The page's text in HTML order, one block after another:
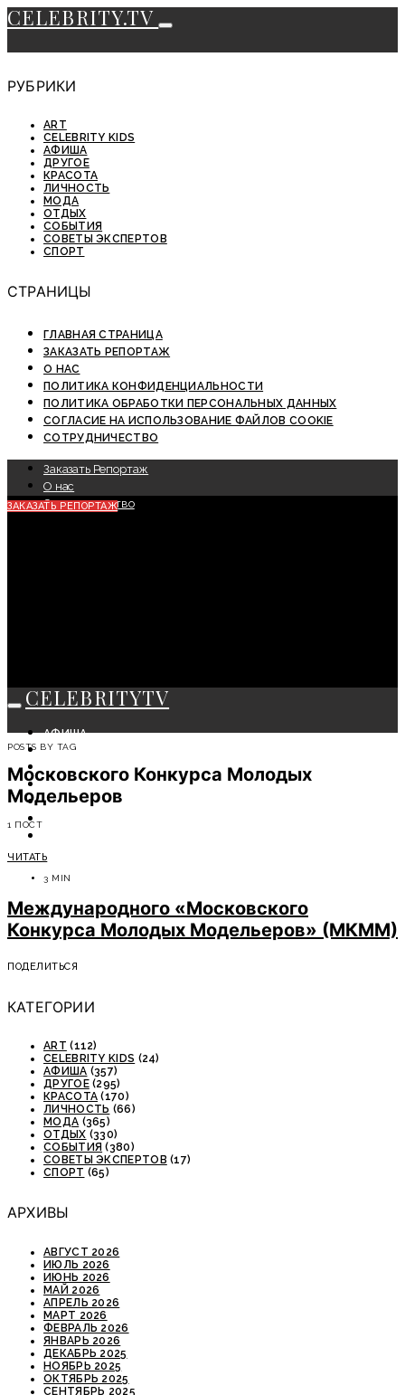
CELEBRITY.TV
РУБРИКИ
ART
CELEBRITY KIDS
АФИША
ДРУГОЕ
КРАСОТА
ЛИЧНОСТЬ
МОДА
ОТДЫХ
СОБЫТИЯ
СОВЕТЫ ЭКСПЕРТОВ
СПОРТ
СТРАНИЦЫ
ГЛАВНАЯ СТРАНИЦА
ЗАКАЗАТЬ РЕПОРТАЖ
О НАС
ПОЛИТИКА КОНФИДЕНЦИАЛЬНОСТИ
ПОЛИТИКА ОБРАБОТКИ ПЕРСОНАЛЬНЫХ ДАННЫХ
СОГЛАСИЕ НА ИСПОЛЬЗОВАНИЕ ФАЙЛОВ COOKIE
СОТРУДНИЧЕСТВО
Заказать Репортаж
О нас
Сотрудничество
ЗАКАЗАТЬ РЕПОРТАЖ
CELEBRITYTV
АФИША
СОБЫТИЯ
КРАСОТА
МОДА
ЛИЧНОСТЬ
POSTS BY TAG
Московского Конкурса Молодых
Модельеров
1 ПОСТ
ЧИТАТЬ
3 MIN
Международного «Московского
Конкурса Молодых Модельеров» (МКММ)
ПОДЕЛИТЬСЯ
КАТЕГОРИИ
ART (112)
CELEBRITY KIDS (24)
АФИША (357)
ДРУГОЕ(295)
КРАСОТА (170)
ЛИЧНОСТЬ (66)
МОДА (365)
ОТДЫХ (330)
СОБЫТИЯ (380)
СОВЕТЫ ЭКСПЕРТОВ (17)
СПОРТ (65)
АРХИВЫ
АВГУСТ 2026
ИЮЛЬ 2026
ИЮНЬ 2026
МАЙ 2026
АПРЕЛЬ 2026
МАРТ 2026
ФЕВРАЛЬ 2026
ЯНВАРЬ 2026
ДЕКАБРЬ 2025
НОЯБРЬ 2025
ОКТЯБРЬ 2025
СЕНТЯБРЬ 2025